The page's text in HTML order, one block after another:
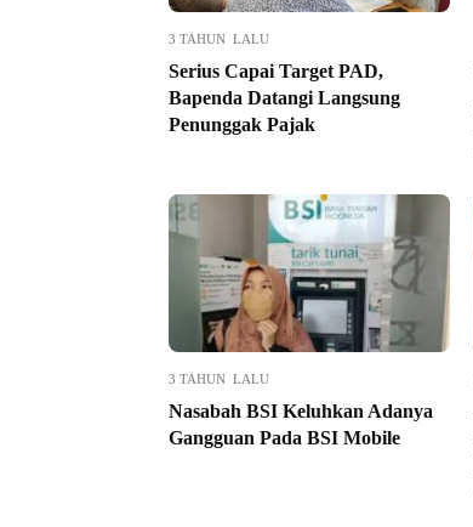
3 TAHUN LALU
Serius Capai Target PAD,
Bapenda Datangi Langsung
Penunggak Pajak
3 TAHUN LALU
Nasabah BSI Keluhkan Adanya
Gangguan Pada BSI Mobile